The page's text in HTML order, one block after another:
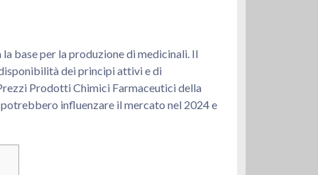
base per la produzione di medicinali. Il
dei principi attivi e di
Prodotti Chimici Farmaceutici della
influenzare il mercato nel 2024 e